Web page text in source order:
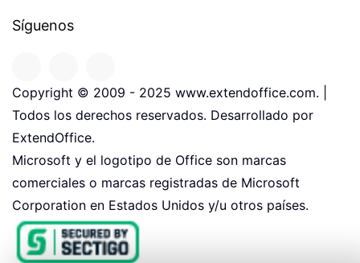
Síguenos
Copyright © 2009 - 2025 www.extendoffice.com. |
Todos los derechos reservados. Desarrollado por
ExtendOffice.
Microsoft y el logotipo de Office son marcas
comerciales o marcas registradas de Microsoft
Corporation en Estados Unidos y/u otros países.